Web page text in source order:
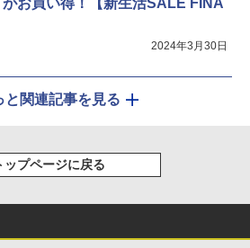
がお買い得！【新生活SALE FINA
2024年3月30日
と関連記事を見る
ップページに戻る